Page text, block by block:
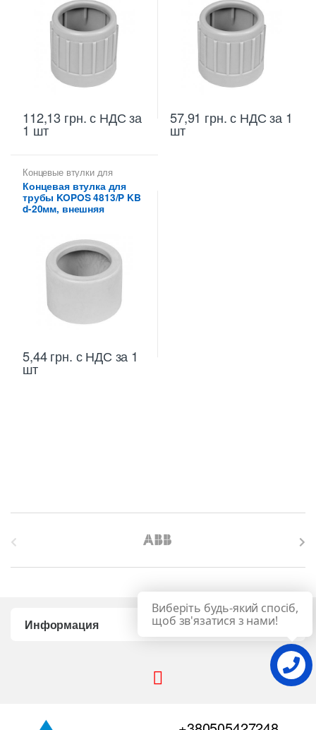
112,13 грн.с НДС за
1 шт
57,91 грн.с НДС за 1
шт
Концевые втулки для
металлических труб КОПОС
Концевая втулка для
трубы KOPOS 4813/P KB
d-20мм, внешняя
5,44грн. с НДС за 1
шт
Информация
Виберіть будь-який спосіб,
щоб зв'язатися з нами!